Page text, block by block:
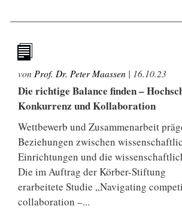
von Prof. Dr. Peter Maassen | 16.10.23
Die richtige Balance finden –
Konkurrenz und Kollaboration
Wettbewerb und Zusammenarbeit
Beziehungen zwischen
Einrichtungen und die
Die im Auftrag der Körber-Stiftung
erarbeitete Studie „Navigating
collaboration –...